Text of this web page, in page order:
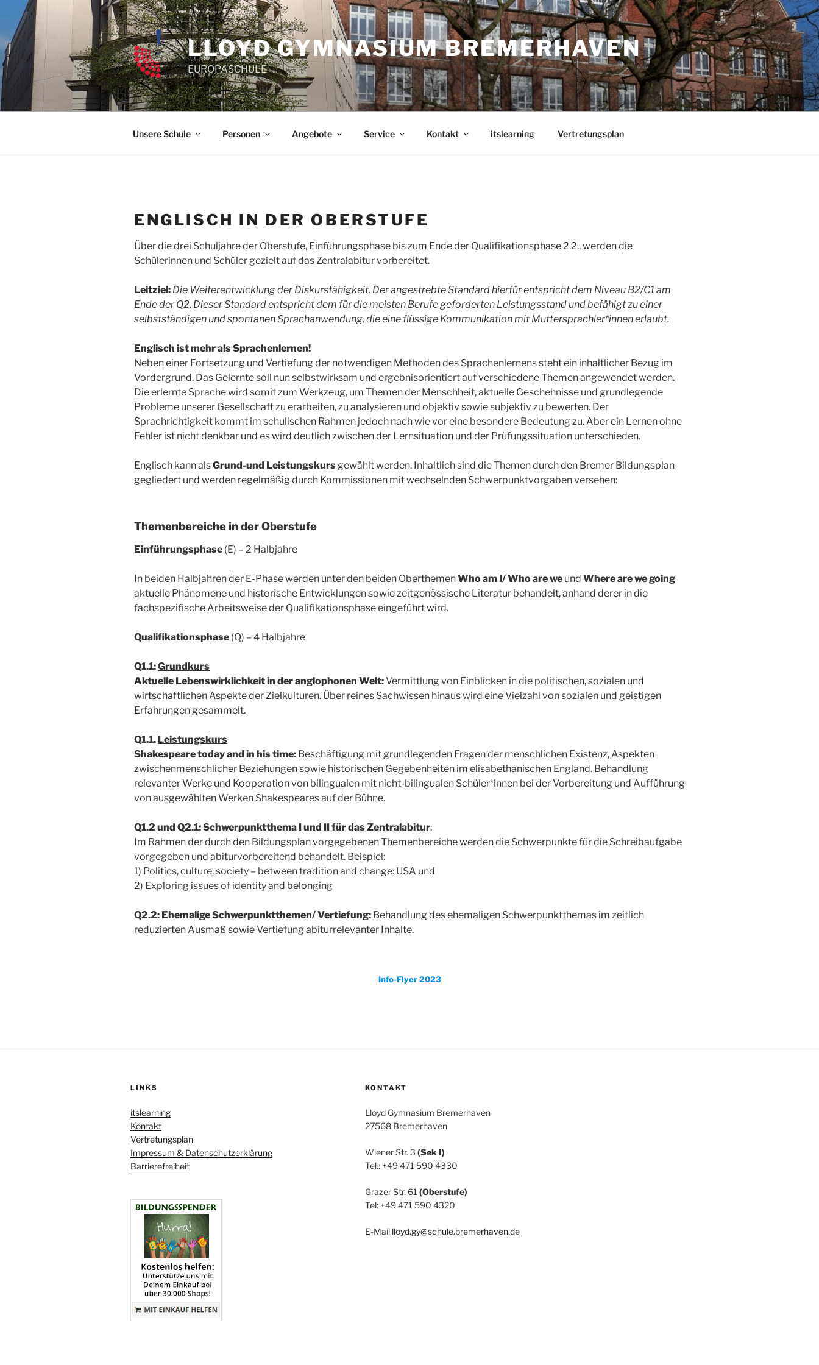
Inhalt
springen
LLOYD GYMNASIUM BREMERHAVEN
EUROPASCHULE
Unsere Schule Personen Angebote Service Kontakt itslearning Vertretungsplan
ENGLISCH IN DER OBERSTUFE
Über die drei Schuljahre der Oberstufe, Einführungsphase bis zum Ende der Qualifikationsphase 2.2., werden die
Schülerinnen und Schüler gezielt auf das Zentralabitur vorbereitet.
Leitziel: Die Weiterentwicklung der Diskursfähigkeit. Der angestrebte Standard hierfür entspricht dem Niveau B2/C1 am
Ende der Q2. Dieser Standard entspricht dem für die meisten Berufe geforderten Leistungsstand und befähigt zu einer
selbstständigen und spontanen Sprachanwendung, die eine flüssige Kommunikation mit Muttersprachler*innen erlaubt.
Englisch ist mehr als Sprachenlernen!
Neben einer Fortsetzung und Vertiefung der notwendigen Methoden des Sprachenlernens steht ein inhaltlicher Bezug im
Vordergrund. Das Gelernte soll nun selbstwirksam und ergebnisorientiert auf verschiedene Themen angewendet werden.
Die erlernte Sprache wird somit zum Werkzeug, um Themen der Menschheit, aktuelle Geschehnisse und grundlegende
Probleme unserer Gesellschaft zu erarbeiten, zu analysieren und objektiv sowie subjektiv zu bewerten. Der
Sprachrichtigkeit kommt im schulischen Rahmen jedoch nach wie vor eine besondere Bedeutung zu. Aber ein Lernen ohne
Fehler ist nicht denkbar und es wird deutlich zwischen der Lernsituation und der Prüfungssituation unterschieden.
Englisch kann alsGrund-und Leistungskursgewählt werden. Inhaltlich sind die Themen durch den Bremer Bildungsplan
gegliedert und werden regelmäßig durch Kommissionen mit wechselnden Schwerpunktvorgaben versehen:
Themenbereiche in der Oberstufe
Einführungsphase (E) – 2 Halbjahre
In beiden Halbjahren der E-Phase werden unter den beiden OberthemenWho am I/ Who are we und Where are we going
aktuelle Phänomene und historische Entwicklungen sowie zeitgenössische Literatur behandelt, anhand derer in die
fachspezifische Arbeitsweise der Qualifikationsphase eingeführt wird.
Qualifikationsphase (Q) – 4 Halbjahre
Q1.1:Grundkurs
Aktuelle Lebenswirklichkeit in der anglophonen Welt:Vermittlung von Einblicken in die politischen, sozialen und
wirtschaftlichen Aspekte der Zielkulturen. Über reines Sachwissen hinaus wird eine Vielzahl von sozialen und geistigen
Erfahrungen gesammelt.
Q1.1. Leistungskurs
Shakespeare today and in his time: Beschäftigung mit grundlegenden Fragen der menschlichen Existenz, Aspekten
zwischenmenschlicher Beziehungen sowie historischen Gegebenheiten im elisabethanischen England. Behandlung
relevanter Werke und Kooperation von bilingualen mit nicht-bilingualen Schüler*innen bei der Vorbereitung und Aufführung
von ausgewählten Werken Shakespeares auf der Bühne.
Q1.2 und Q2.1: Schwerpunktthema I und II für das Zentralabitur:
Im Rahmen der durch den Bildungsplan vorgegebenen Themenbereiche werden die Schwerpunkte für die Schreibaufgabe
vorgegeben und abiturvorbereitend behandelt. Beispiel:
1) Politics, culture, society – between tradition and change: USA und
2) Exploring issues of identity and belonging
Q2.2: Ehemalige Schwerpunktthemen/ Vertiefung: Behandlung des ehemaligen Schwerpunktthemas im zeitlich
reduzierten Ausmaß sowie Vertiefung abiturrelevanter Inhalte.
Info-Flyer 2023
LINKS
itslearning
Kontakt
Vertretungsplan
Impressum & Datenschutzerklärung
Barrierefreiheit
KONTAKT
Lloyd Gymnasium Bremerhaven
27568 Bremerhaven
Wiener Str. 3 (Sek I)
Tel.: +49 471 590 4330
Grazer Str. 61 (Oberstufe)
Tel: +49 471 590 4320
E-Mail lloyd.gy@schule.bremerhaven.de